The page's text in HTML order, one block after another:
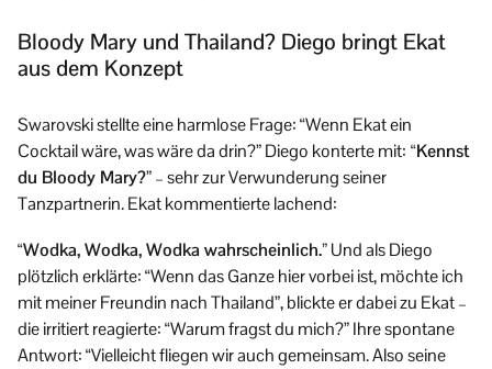
Bloody Mary und Thailand? Diego bringt Ekat
aus dem Konzept
Swarovski stellte eine harmlose Frage: “Wenn Ekat ein
Cocktail wäre, was wäre da drin?” Diego konterte mit: “Kennst
du Bloody Mary?” – sehr zur Verwunderung seiner
Tanzpartnerin. Ekat kommentierte lachend:
“Wodka, Wodka, Wodka wahrscheinlich.”Und als Diego
plötzlich erklärte: “Wenn das Ganze hier vorbei ist, möchte ich
mit meiner Freundin nach Thailand”, blickte er dabei zu Ekat –
die irritiert reagierte: “Warum fragst du mich?” Ihre spontane
Antwort: “Vielleicht fliegen wir auch gemeinsam. Also seine